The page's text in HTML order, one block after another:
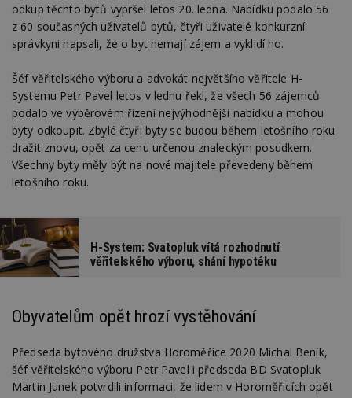
odkup těchto bytů vypršel letos 20. ledna. Nabídku podalo 56
z 60 současných uživatelů bytů, čtyři uživatelé konkurzní
správkyni napsali, že o byt nemají zájem a vyklidí ho.
Šéf věřitelského výboru a advokát největšího věřitele H-
Systemu Petr Pavel letos v lednu řekl, že všech 56 zájemců
podalo ve výběrovém řízení nejvýhodnější nabídku a mohou
byty odkoupit. Zbylé čtyři byty se budou během letošního roku
dražit znovu, opět za cenu určenou znaleckým posudkem.
Všechny byty měly být na nové majitele převedeny během
letošního roku.
H-System: Svatopluk vítá rozhodnutí
věřitelského výboru, shání hypotéku
Obyvatelům opět hrozí vystěhování
Předseda bytového družstva Horoměřice 2020 Michal Beník,
šéf věřitelského výboru Petr Pavel i předseda BD Svatopluk
Martin Junek potvrdili informaci, že lidem v Horoměřicích opět